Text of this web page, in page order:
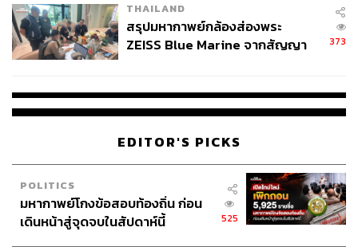
THAILAND
สรุปมหากาพย์กล้องส่องพระ
ZEISS Blue Marine จากสัญญา
จ่ายหนี้-แอบระบุแบรนด์
373
EDITOR'S PICKS
POLITICS
มหากาพย์โกงข้อสอบท้องถิ่น ก่อน
เดินหน้าสู่จุดจบในสัปดาห์นี้
525